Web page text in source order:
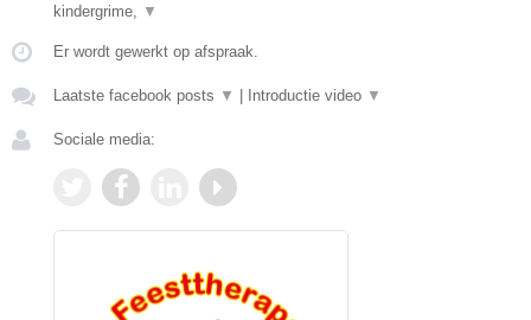
kindergrime,
▼
Er wordt gewerkt op afspraak.
Laatste facebook posts ▼ | Introductie video ▼
Sociale media: